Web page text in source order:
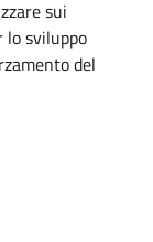
sui
lo sviluppo
del